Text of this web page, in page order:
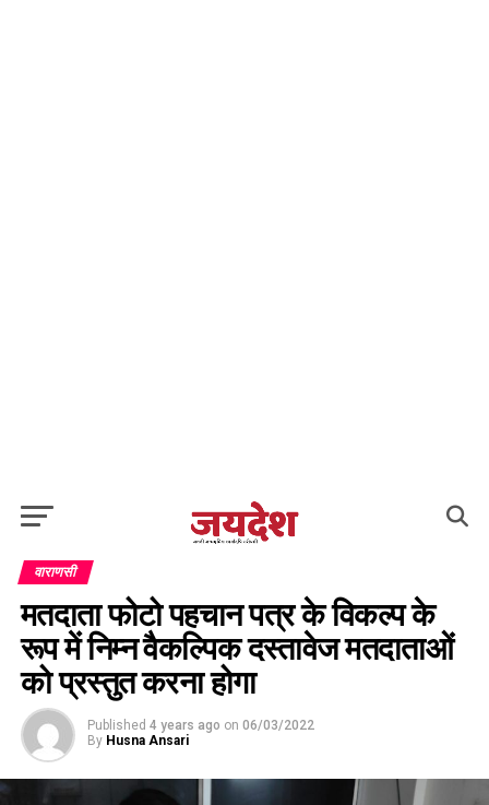
वाराणसी
मतदाता फोटो पहचान पत्र के विकल्प के
रूप में निम्न वैकल्पिक दस्तावेज मतदाताओं
को प्रस्तुत करना होगा
Published 4 years ago on 06/03/2022
By Husna Ansari